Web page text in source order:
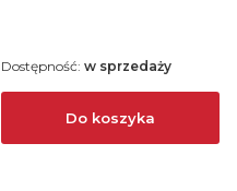
Do koszyka
Dostępność: w sprzedaży